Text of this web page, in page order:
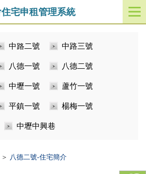
宅申租管理系統
開
啟
中路二號 中路三號
八德一號 八德二號
中壢一號 蘆竹一號
平鎮一號 楊梅一號
中壢中興巷
＞ 八德二號-住宅簡介